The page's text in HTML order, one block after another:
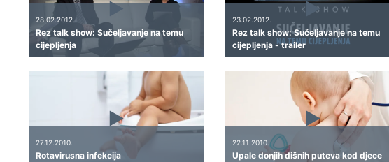
28.02.2012.
Rez talk show: Sučeljavanje na temu
cijepljenja
23.02.2012.
Rez talk show: Sučeljavanje na temu
cijepljenja - trailer
27.12.2010.
Rotavirusna infekcija
22.11.2010.
Upale donjih dišnih puteva kod djece